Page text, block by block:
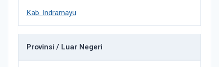
Kab. Indramayu
Provinsi / Luar Negeri